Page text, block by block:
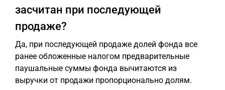
засчитан при последующей
продаже?
Да, при последующей продаже долей фонда все
ранее обложенные налогом предварительные
паушальные суммы фонда вычитаются из
выручки от продажи пропорционально долям.